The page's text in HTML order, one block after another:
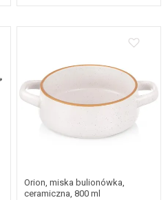
Orion, miska bulionówka,
ceramiczna, 800 ml